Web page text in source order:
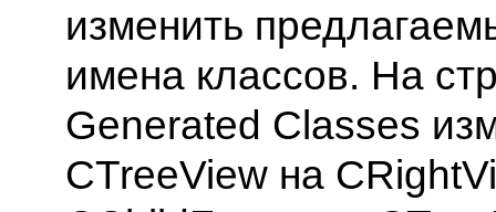
изменить
имена классов. На
Generated Classes
CTreeView на